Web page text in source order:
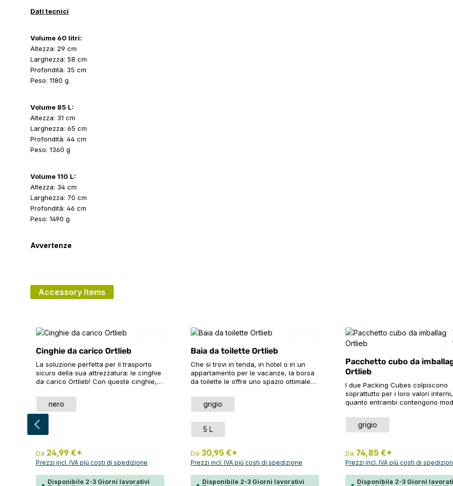
Dati tecnici
Volume 60 litri:
Altezza: 29 cm
Larghezza: 58 cm
Profondità: 35 cm
Peso: 1180 g
Volume 85 L:
Altezza: 31 cm
Larghezza: 65 cm
Profondità: 44 cm
Peso: 1360 g
Volume 110 L:
Altezza: 34 cm
Larghezza: 70 cm
Profondità: 46 cm
Peso: 1490 g
Avvertenze
Accessory Items
Cinghie da carico Ortlieb
La soluzione perfetta per il trasporto
sicuro della sua attrezzatura: le cinghie
da carico Ortlieb! Con queste cinghie,
biciclette cargo con pedana o ai
portapacchi. Le cinghie offrono una
regolazione rapida e variabile della
lunghezza, in modo da poter fissare
saldamente e in modo sicuro il suo
sia grande o piccolo. Ma non è tutto: le
cinghie Cargo sono versatili. Può
utilizzarle anche senza borse per
fissare gli oggetti più grandi, con una
Seleziona
Colore
nero
Da 24,99 €*
Prezzi incl. IVA più costi di spedizione
Disponibile 2-3 Giorni lavorativi
Baia da toilette Ortlieb
Che si trovi in tenda, in hotel o in un
appartamento per le vacanze, la borsa
da toilette le offre uno spazio ottimale
durante qualsiasi viaggio. L'imbottitura
in schiuma a tutto tondo stabilizza la
anche l'interno dalla pressione esterna.
Oltre all'ampio scomparto principale,
consentono di organizzare i suoi
utensili. La borsa leggera con specchio
integrato può essere appesa al
portasciugamani, allo specchio del
Seleziona
Colore
grigio
Seleziona
Taglia
5 L
Da 30,95 €*
Prezzi incl. IVA più costi di spedizione
Disponibile 2-3 Giorni lavorativi
Pacchetto cubo da
Ortlieb
I due Packing Cubes colpiscono
soprattutto per i loro valori
quanto entrambi contengono
l'imballaggio senza pieghe e senza
ingombro un gioco da ragazzi.
magliette. Il volume di dodici litri del
Packing Cube L permette di
pantaloni durante i suoi viaggi. La
Seleziona
Colore
grigio
Da 74,85 €*
Prezzi incl. IVA più costi di
Disponibile 2-3 Giorni